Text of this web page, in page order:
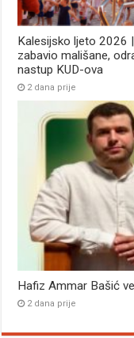
Kalesijsko ljeto 2026
zabavio mališane,
nastup KUD-ova
2 dana prije
Hafiz Ammar Bašić
2 dana prije